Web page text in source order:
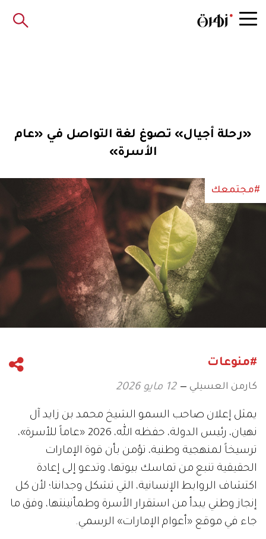
«رحلة أجيال» تصوغ لغة التواصل في «عام
الأسرة»
#مجتمعك
#منوعات
كارمن العسيلي 12 مايو 2026
يمثل إعلان صاحب السمو الشيخ محمد بن زايد آل
نهيان، رئيس الدولة، حفظه الله، 2026 «عاماً للأسرة»،
ترسيخاً لمنهجية وطنية، تؤمن بأن قوة الإمارات
الحقيقية تنبع من تماسك بيوتها، وتدعو إلى إعادة
اكتشاف الروابط الإنسانية، التي تشكل وجداننا؛ لأن كل
إنجاز وطني يبدأ من استقرار الأسرة وطمأنينتها، وفق ما
جاء في موقع «أعوام الإمارات» الرسمي.